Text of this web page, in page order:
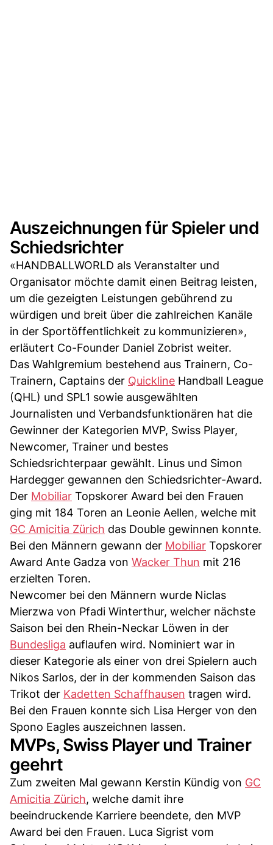
Auszeichnungen für Spieler und
Schiedsrichter
«HANDBALLWORLD als Veranstalter und
Organisator möchte damit einen Beitrag leisten,
um die gezeigten Leistungen gebührend zu
würdigen und breit über die zahlreichen Kanäle
in der Sportöffentlichkeit zu kommunizieren»,
erläutert Co-Founder Daniel Zobrist weiter.
Das Wahlgremium bestehend aus Trainern, Co-
Trainern, Captains der Quickline Handball League
(QHL) und SPL1 sowie ausgewählten
Journalisten und Verbandsfunktionären hat die
Gewinner der Kategorien MVP, Swiss Player,
Newcomer, Trainer und bestes
Schiedsrichterpaar gewählt. Linus und Simon
Hardegger gewannen den Schiedsrichter-Award.
Der Mobiliar Topskorer Award bei den Frauen
ging mit 184 Toren an Leonie Aellen, welche mit
GC Amicitia Zürich das Double gewinnen konnte.
Bei den Männern gewann der Mobiliar Topskorer
Award Ante Gadza von Wacker Thun mit 216
erzielten Toren.
Newcomer bei den Männern wurde Niclas
Mierzwa von Pfadi Winterthur, welcher nächste
Saison bei den Rhein-Neckar Löwen in der
Bundesliga auflaufen wird. Nominiert war in
dieser Kategorie als einer von drei Spielern auch
Nikos Sarlos, der in der kommenden Saison das
Trikot der Kadetten Schaffhausen tragen wird.
Bei den Frauen konnte sich Lisa Herger von den
Spono Eagles auszeichnen lassen.
MVPs, Swiss Player und Trainer
geehrt
Zum zweiten Mal gewann Kerstin Kündig von GC
Amicitia Zürich, welche damit ihre
beeindruckende Karriere beendete, den MVP
Award bei den Frauen. Luca Sigrist vom